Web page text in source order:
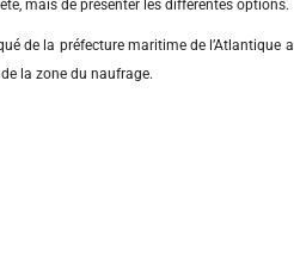
mais de présenter les différentes options.
de la préfecture maritime de l’Atlantique
la zone du naufrage.